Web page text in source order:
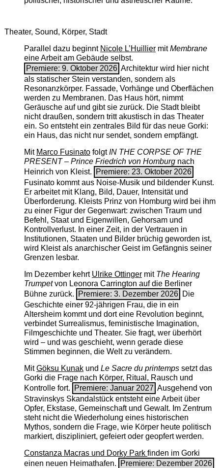
Theater, Sound, Körper, Stadt
Parallel dazu beginnt Nicole L’Huilliermit ­Membrane
eine Arbeit am Gebäude selbst.
Premiere: 9. Oktober 2026 Architektur wird hier nicht
als statischer Stein verstanden, sondern als
Resonanzkörper. Fassade, Vorhänge und Oberflächen
werden zu Membranen. Das Haus hört, nimmt
Geräusche auf und gibt sie zurück. Die Stadt bleibt
nicht draußen, sondern tritt akustisch in das Theater
ein. So entsteht ein zentrales Bild für das neue Gorki:
ein Haus, das nicht nur sendet, sondern empfängt.
Mit Marco FusinatofolgtIN THE CORPSE OF THE
PRESENT – Prince Friedrich von Homburgnach
Heinrich von Kleist.
Premiere: 23. Oktober 2026
Fusinato kommt aus Noise-Musik und bildender Kunst.
Er arbeitet mit Klang, Bild, Dauer, Intensität und
Überforderung. Kleists Prinz von Homburg wird bei ihm
zu einer Figur der Gegenwart: zwischen Traum und
Befehl, Staat und Eigenwillen, Gehorsam und
Kontrollverlust. In einer Zeit, in der Vertrauen in
Institutionen, Staaten und Bilder brüchig geworden ist,
wird Kleist als anarchischer Geist im Gefängnis seiner
Grenzen lesbar.
Im Dezember kehrt Ulrike Ottingermit The ­Hearing
Trumpetvon Leonora Carrington auf die Berliner
Bühne zurück.
Premiere: 3. Dezember 2026 Die
Geschichte einer 92-jährigen Frau, die in ein
Altersheim kommt und dort eine Revolution beginnt,
verbindet Surrealismus, feministische Imagination,
Filmgeschichte und Theater. Sie fragt, wer überhört
wird – und was geschieht, wenn gerade diese
Stimmen beginnen, die Welt zu verändern.
MitGöksu Kunakund Le Sacre du printempssetzt das
Gorki die Frage nach Körper, Ritual, Rausch und
Kontrolle fort.
Premiere: Januar 2027 Ausgehend von
Stravinskys Skandalstück entsteht eine Arbeit über
Opfer, Ekstase, Gemeinschaft und Gewalt. Im Zentrum
steht nicht die Wiederholung eines historischen
Mythos, sondern die Frage, wie Körper heute politisch
markiert, diszipliniert, gefeiert oder geopfert werden.
Constanza Macras und Dorky Park finden im Gorki
einen neuen Heimathafen.
Premiere: Dezember 2026